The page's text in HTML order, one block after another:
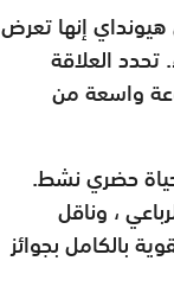
هيونداي إنها تعرض
العلاقة
واسعة من
حياة حضري نشط.
، وناقل
بالكامل بجوائز